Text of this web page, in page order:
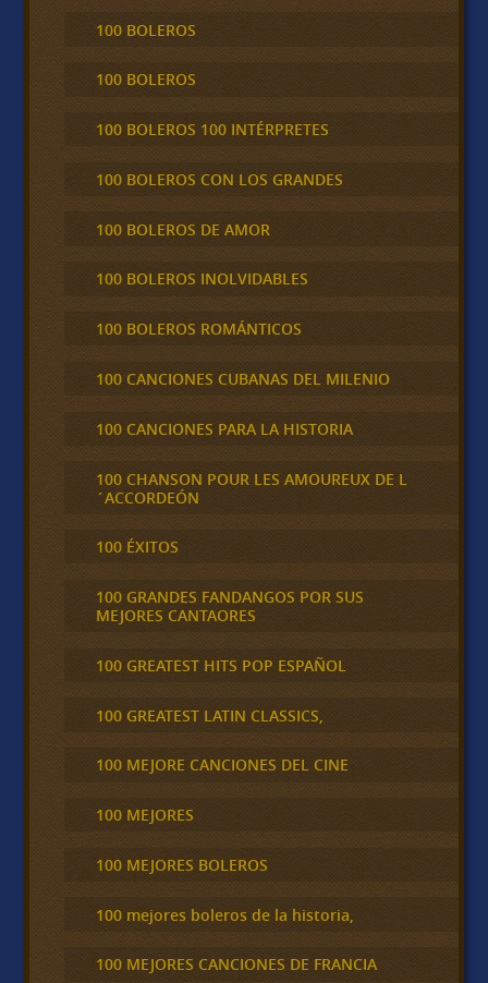
100 BOLEROS
100 BOLEROS
100 BOLEROS 100 INTÉRPRETES
100 BOLEROS CON LOS GRANDES
100 BOLEROS DE AMOR
100 BOLEROS INOLVIDABLES
100 BOLEROS ROMÁNTICOS
100 CANCIONES CUBANAS DEL MILENIO
100 CANCIONES PARA LA HISTORIA
100 CHANSON POUR LES AMOUREUX DE L
´ACCORDEÓN
100 ÉXITOS
100 GRANDES FANDANGOS POR SUS
MEJORES CANTAORES
100 GREATEST HITS POP ESPAÑOL
100 GREATEST LATIN CLASSICS,
100 MEJORE CANCIONES DEL CINE
100 MEJORES
100 MEJORES BOLEROS
100 mejores boleros de la historia,
100 MEJORES CANCIONES DE FRANCIA